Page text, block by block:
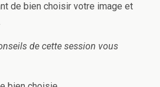
de bien choisir votre image et
de cette session vous